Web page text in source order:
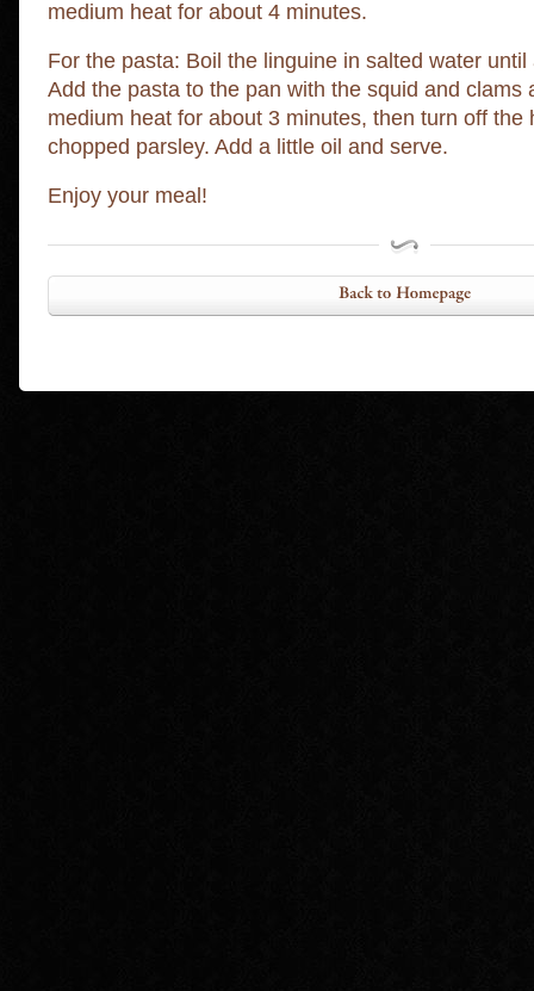
medium heat for about 4 minutes.
For the pasta: Boil the linguine in salted water
Add the pasta to the pan with the squid and clams
medium heat for about 3 minutes, then turn off the
chopped parsley. Add a little oil and serve.
Enjoy your meal!